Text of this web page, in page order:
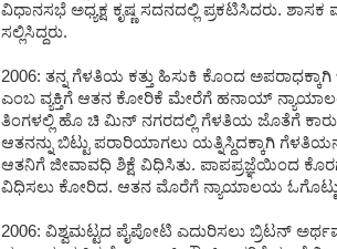
ವಿಧಾನಸಭೆ ಅಧ್ಯಕ್ಷ ಕೃಷ್ಣ ಸದನದಲ್ಲಿ ಪ್ರಕಟಿಸಿದರು.
ಸಲ್ಲಿಸಿದ್ದರು.
2006: ತನ್ನ ಗೆಳತಿಯ ಕತ್ತು ಹಿಸುಕಿ ಕೊಂದ
ಎಂಬ ವ್ಯಕ್ತಿಗೆ ಆತನ ಕೋರಿಕೆ ಮೇರೆಗೆ ಹನಾಯ್
ತಿಂಗಳಲ್ಲಿ ಹೊ ಚಿ ಮಿನ್ ನಗರದಲ್ಲಿ ಗೆಳತಿಯ ಜೊತೆಗೆ ಕಾರು
ಆತನನ್ನು ಬಿಟ್ಟು ಪರಾರಿಯಾಗಲು ಯತ್ನಿಸ್ದಿದಕ್ಕಾಗಿ
ಆತನಿಗೆ ಜೀವಾವಧಿ ಶಿಕ್ಷೆ ವಿಧಿಸಿತು. ಪಾಪಪ್ರಜ್ಞೆಯಿಂದ
ವಿಧಿಸಲು ಕೋರಿದ. ಆತನ ಮೊರೆಗೆ ನ್ಯಾಯಾಲಯ
2006: ವಿಶ್ವಮಟ್ಟದ ಪೈಪೋಟಿ ಎದುರಿಸಲು ಬ್ರಿಟನ್